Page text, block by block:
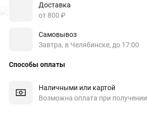
Доставка
от 800 ₽
Самовывоз
Завтра, в Челябинске, до 17:00
Способы оплаты
Наличными или картой
Возможна оплата при получении